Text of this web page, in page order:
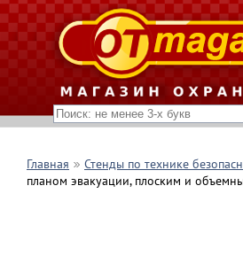
Главная Стенды по технике
планом эвакуации, плоским и